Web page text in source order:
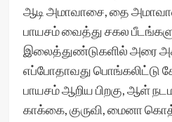
ஆடி அமாவாசை, தை
பாயசம் வைத்து சகல
இலைத்துண்டுகளில் அரை
எப்போதாவது பொங்கலிட்டு
பாயசம் ஆறிய பிறகு, ஆள்
காக்கை, குருவி, மைனா